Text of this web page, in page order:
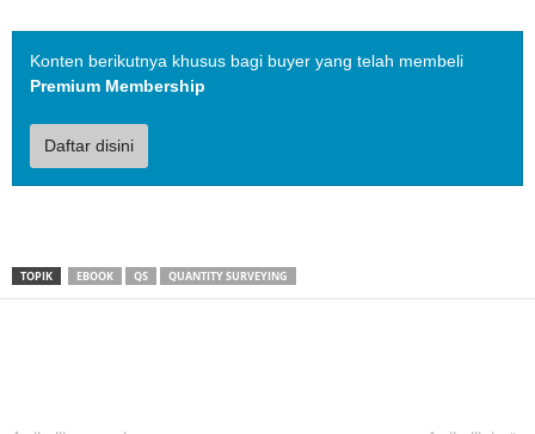
Konten berikutnya khusus bagi buyer yang telah membeli
Premium Membership
Daftar disini
TOPIK EBOOK QS QUANTITY SURVEYING